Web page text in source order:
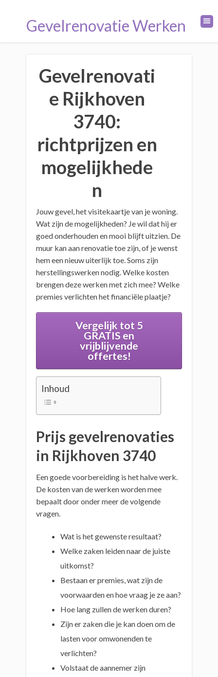
Gevelrenovatie Werken
Gevelrenovati
e Rijkhoven
3740:
richtprijzen en
mogelijkhede
n
Jouw gevel, het visitekaartje van je woning.
Wat zijn de mogelijkheden? Je wil dat hij er
goed onderhouden en mooi blijft uitzien. De
muur kan aan renovatie toe zijn, of je wenst
hem een nieuw uiterlijk toe. Soms zijn
herstellingswerken nodig. Welke kosten
brengen deze werken met zich mee? Welke
premies verlichten het financiële plaatje?
Vergelijk tot 5
GRATIS en
vrijblijvende
offertes!
Inhoud
Prijs gevelrenovaties
in Rijkhoven 3740
Een goede voorbereiding is het halve werk.
De kosten van de werken worden mee
bepaalt door onder meer de volgende
vragen.
Wat is het gewenste resultaat?
Welke zaken leiden naar de juiste
uitkomst?
Bestaan er premies, wat zijn de
voorwaarden en hoe vraag je ze aan?
Hoe lang zullen de werken duren?
Zijn er zaken die je kan doen om de
lasten voor omwonenden te
verlichten?
Volstaat de aannemer zijn